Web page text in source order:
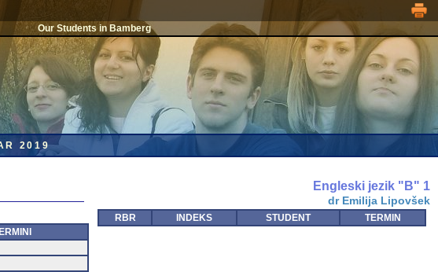
Our Students in Bamberg
2019
Engleski jezik "B" 1
dr Emilija Lipovšek
RBR INDEKS STUDENT TERMIN